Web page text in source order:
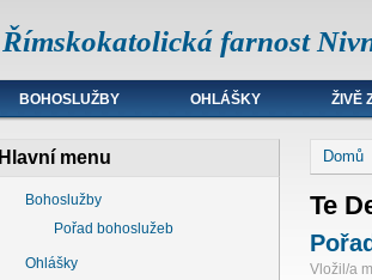
Římskokatolická farnost
BOHOSLUŽBY OHLÁŠKY ŽIVĚ
Hlavní menu
Bohoslužby
Pořad bohoslužeb
Ohlášky
Domů
Te
Vložil/a